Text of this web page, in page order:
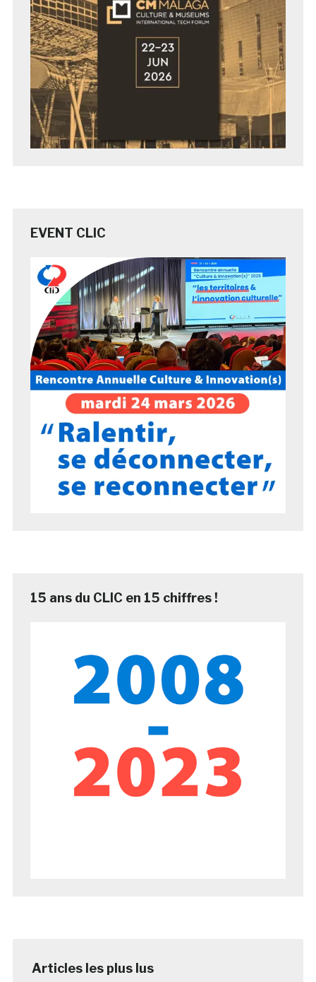
EVENT CLIC
15 ans du CLIC en 15 chiffres !